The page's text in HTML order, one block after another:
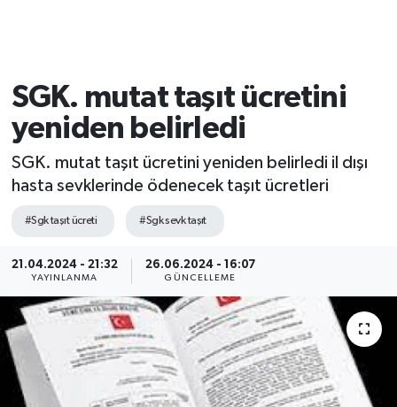
SGK. mutat taşıt ücretini
yeniden belirledi
SGK. mutat taşıt ücretini yeniden belirledi il dışı
hasta sevklerinde ödenecek taşıt ücretleri
#Sgk taşıt ücreti #Sgk sevk taşıt
21.04.2024 - 21:32
YAYINLANMA
26.06.2024 - 16:07
GÜNCELLEME